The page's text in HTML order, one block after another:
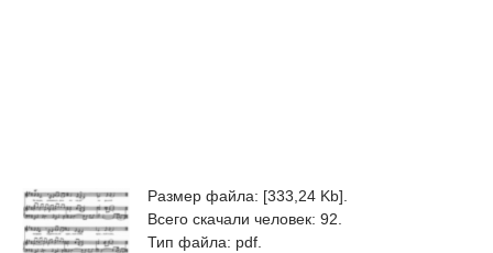
Размер файла: [333,24 Kb].
Всего скачали человек: 92.
Тип файла: pdf.